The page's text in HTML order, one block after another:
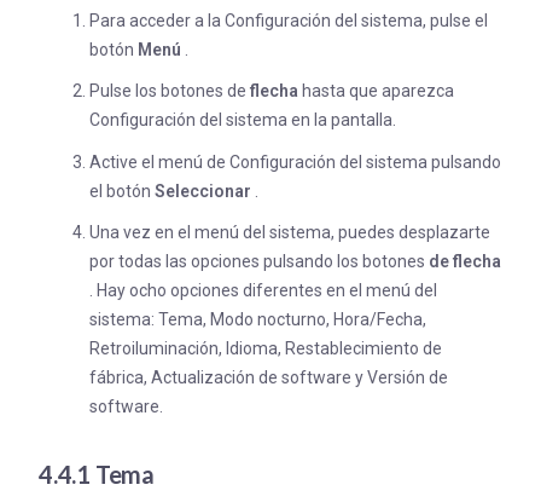
Para acceder a la Configuración del sistema, pulse el
botón Menú
Pulse los botones de flecha hasta que aparezca
Configuración del sistema en la pantalla.
Active el menú de Configuración del sistema pulsando
el botón Seleccionar
Una vez en el menú del sistema, puedes desplazarte
por todas las opciones pulsando los botones de flecha
. Hay ocho opciones diferentes en el menú del
sistema: Tema, Modo nocturno, Hora/Fecha,
Retroiluminación, Idioma, Restablecimiento de
fábrica, Actualización de software y Versión de
software.
4.4.1 Tema